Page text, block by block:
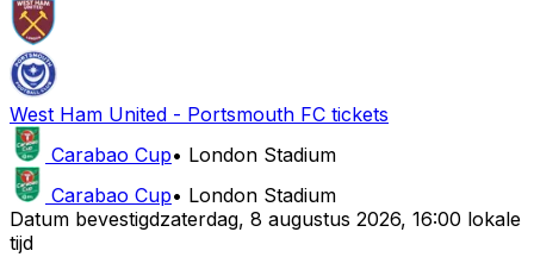
West Ham United - Portsmouth FC tickets
Carabao Cup• London Stadium
Carabao Cup• London Stadium
Datum bevestigdzaterdag, 8 augustus 2026, 16:00 lokale
tijd